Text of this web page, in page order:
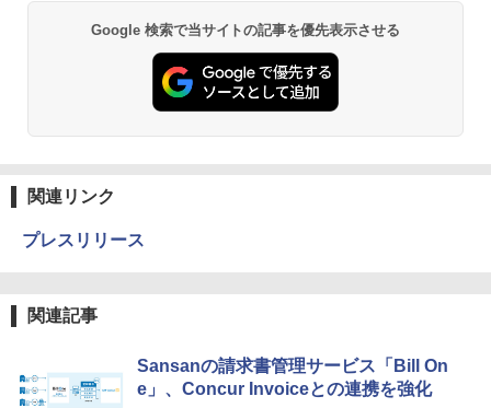
Google 検索で当サイトの記事を優先表示させる
関連リンク
プレスリリース
関連記事
Sansanの請求書管理サービス「Bill On
e」、Concur Invoiceとの連携を強化